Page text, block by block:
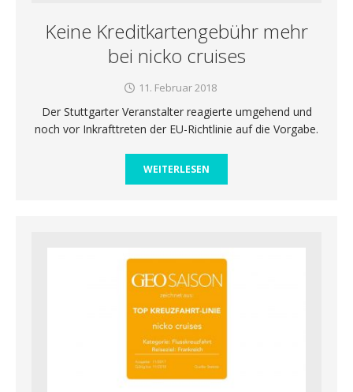
Keine Kreditkartengebühr mehr
bei nicko cruises
11. Februar 2018
Der Stuttgarter Veranstalter reagierte umgehend und
noch vor Inkrafttreten der EU-Richtlinie auf die Vorgabe.
WEITERLESEN